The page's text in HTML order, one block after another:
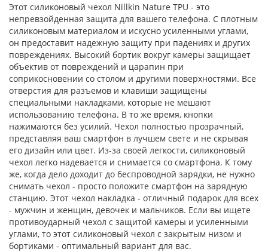
Этот силиконовый чехол Nillkin Nature TPU - это
непревзойденная защита для вашего телефона. С плотным
силиконовым материалом и искусно усиленными углами,
он предоставит надежную защиту при падениях и других
повреждениях. Высокий бортик вокруг камеры защищает
объектив от повреждений и царапин при
соприкосновении со столом и другими поверхностями. Все
отверстия для разъемов и клавиши защищены
специальными накладками, которые не мешают
использованию телефона. В то же время, кнопки
нажимаются без усилий. Чехол полностью прозрачный,
представляя ваш смартфон в лучшем свете и не скрывая
его дизайн или цвет. Из-за своей легкости, силиконовый
чехол легко надевается и снимается со смартфона. К тому
же, когда дело доходит до беспроводной зарядки, не нужно
снимать чехол - просто положите смартфон на зарядную
станцию. Этот чехол накладка - отличный подарок для всех
- мужчин и женщин, девочек и мальчиков. Если вы ищете
противоударный чехол с защитой камеры и усиленными
углами, то этот силиконовый чехол с закрытым низом и
бортиками - оптимальный вариант для вас.